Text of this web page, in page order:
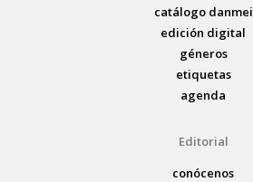
catálogo danmei
edición digital
géneros
etiquetas
agenda
Editorial
conócenos